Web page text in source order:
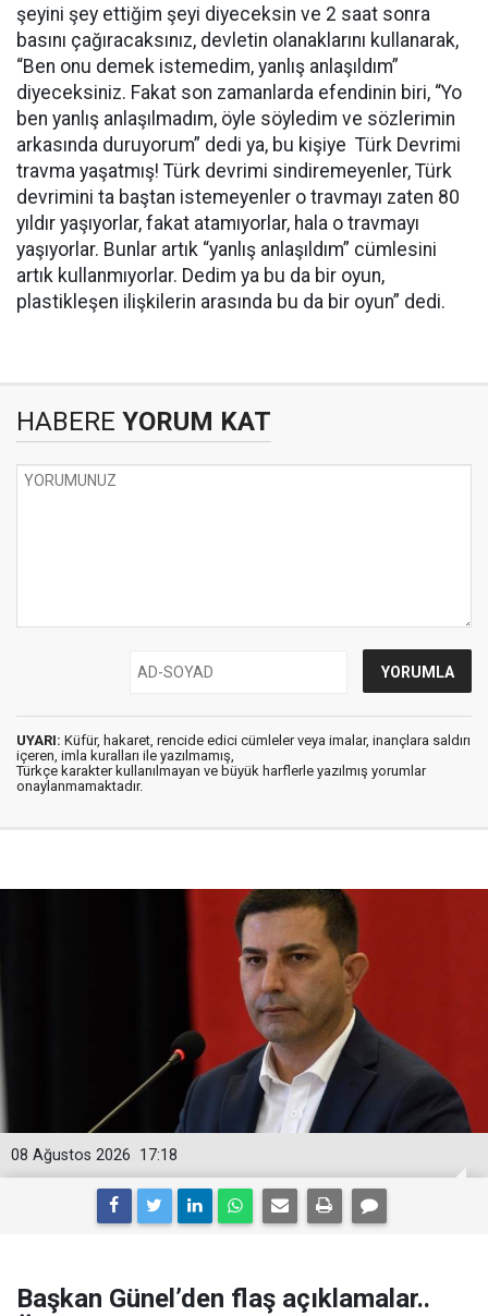
şeyini şey ettiğim şeyi diyeceksin ve 2 saat sonra
basını çağıracaksınız, devletin olanaklarını kullanarak,
“Ben onu demek istemedim, yanlış anlaşıldım”
diyeceksiniz. Fakat son zamanlarda efendinin biri, “Yo
ben yanlış anlaşılmadım, öyle söyledim ve sözlerimin
arkasında duruyorum” dedi ya, bu kişiye Türk Devrimi
travma yaşatmış! Türk devrimi sindiremeyenler, Türk
devrimini ta baştan istemeyenler o travmayı zaten 80
yıldır yaşıyorlar, fakat atamıyorlar, hala o travmayı
yaşıyorlar. Bunlar artık “yanlış anlaşıldım” cümlesini
artık kullanmıyorlar. Dedim ya bu da bir oyun,
plastikleşen ilişkilerin arasında bu da bir oyun” dedi.
HABERE YORUM KAT
UYARI: Küfür, hakaret, rencide edici cümleler veya imalar, inançlara saldırı
içeren, imla kuralları ile yazılmamış,
Türkçe karakter kullanılmayan ve büyük harflerle yazılmış yorumlar
onaylanmamaktadır.
17:18
08 Ağustos 2026
Başkan Günel’den flaş açıklamalar..